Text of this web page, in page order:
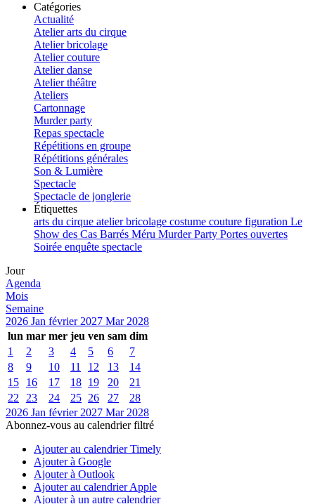
Catégories
Actualité
Atelier arts du cirque
Atelier bricolage
Atelier couture
Atelier danse
Atelier théâtre
Ateliers
Cartonnage
Murder party
Repas spectacle
Répétitions en groupe
Répétitions générales
Son & Lumière
Spectacle
Spectacle de jonglerie
Étiquettes
arts du cirque atelierbricolage costume couture figuration Le
Show des Cas Barrés Méru Murder Party Portes ouvertes
Soirée enquête spectacle
Jour
Agenda
Mois
Semaine
2026 Jan février 2027 Mar 2028
lun mar mer jeu ven sam dim
1
2 3 4 5 6
7
8
9 10 11 12 13
14
15
16 17 18 19 20
21
22
23 24 25 26 27
28
2026 Jan février 2027 Mar 2028
Abonnez-vous au calendrier filtré
Ajouter au calendrier Timely
Ajouter à Google
Ajouter à Outlook
Ajouter au calendrier Apple
Ajouter à un autre calendrier